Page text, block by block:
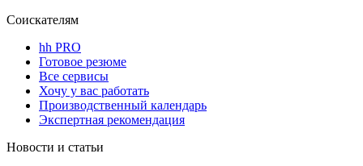
Соискателям
hh PRO
Готовое резюме
Все сервисы
Хочу у вас работать
Производственный календарь
Экспертная рекомендация
Новости и статьи